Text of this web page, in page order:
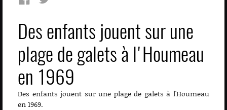
Des enfants jouent sur une
plage de galets à l'Houmeau
en 1969
Des enfants jouent sur une plage de galets à l'Houmeau
en 1969.